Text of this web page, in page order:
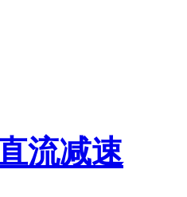
流减速